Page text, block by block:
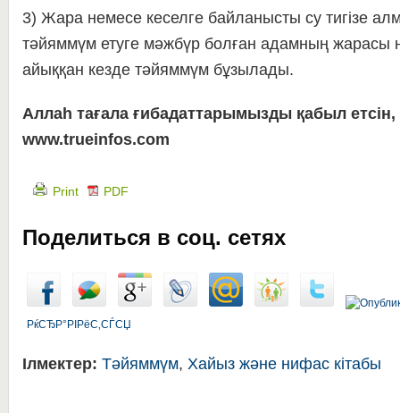
3) Жара немесе кеселге байланысты су тигізе
тәйяммүм етуге мәжбүр болған адамның жарасы
айыққан кезде тәйяммүм бұзылады.
Аллаһ тағала ғибадаттарымызды қабыл
www.trueinfos.com
Print PDF
Поделиться в соц. сетях
РќСЂР°РІРёС‚СЃСЏ
Ілмектер: Тәйяммүм, Хайыз және нифас кітабы